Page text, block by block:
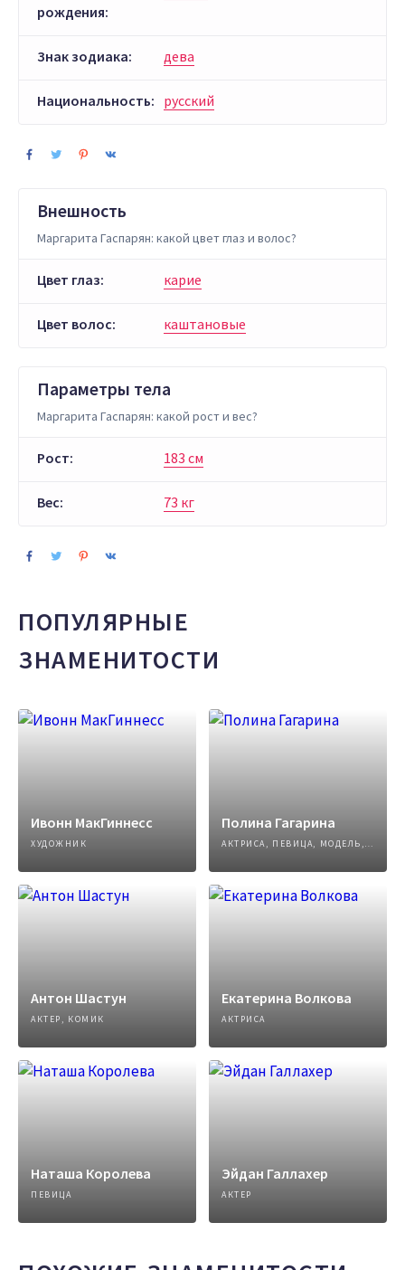
рождения:
Знак зодиака: дева
Национальность: русский
Внешность
Маргарита Гаспарян: какой цвет глаз и волос?
Цвет глаз: карие
Цвет волос: каштановые
Параметры тела
Маргарита Гаспарян: какой рост и вес?
Рост: 183 см
Вес: 73 кг
ПОПУЛЯРНЫЕ
ЗНАМЕНИТОСТИ
Ивонн МакГиннесс
ХУДОЖНИК
Полина Гагарина
АКТРИСА, ПЕВИЦА, МОДЕЛЬ, АВТОР ПЕСЕН
Антон Шастун
АКТЕР, КОМИК
Екатерина Волкова
АКТРИСА
Наташа Королева
ПЕВИЦА
Эйдан Галлахер
АКТЕР